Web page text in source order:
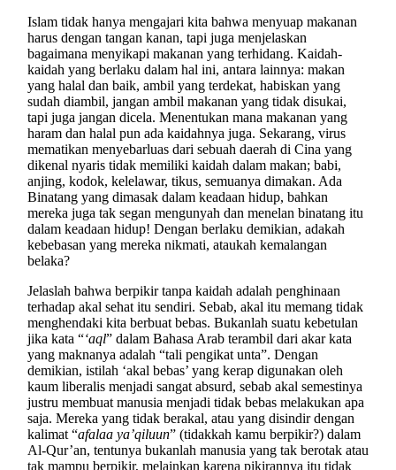
Islam tidak hanya mengajari kita bahwa menyuap makanan
harus dengan tangan kanan, tapi juga menjelaskan
bagaimana menyikapi makanan yang terhidang. Kaidah-
kaidah yang berlaku dalam hal ini, antara lainnya: makan
yang halal dan baik, ambil yang terdekat, habiskan yang
sudah diambil, jangan ambil makanan yang tidak disukai,
tapi juga jangan dicela. Menentukan mana makanan yang
haram dan halal pun ada kaidahnya juga. Sekarang, virus
mematikan menyebarluas dari sebuah daerah di Cina yang
dikenal nyaris tidak memiliki kaidah dalam makan; babi,
anjing, kodok, kelelawar, tikus, semuanya dimakan. Ada
Binatang yang dimasak dalam keadaan hidup, bahkan
mereka juga tak segan mengunyah dan menelan binatang itu
dalam keadaan hidup! Dengan berlaku demikian, adakah
kebebasan yang mereka nikmati, ataukah kemalangan
belaka?
Jelaslah bahwa berpikir tanpa kaidah adalah penghinaan
terhadap akal sehat itu sendiri. Sebab, akal itu memang tidak
menghendaki kita berbuat bebas. Bukanlah suatu kebetulan
jika kata “‘aql” dalam Bahasa Arab terambil dari akar kata
yang maknanya adalah “tali pengikat unta”. Dengan
demikian, istilah ‘akal bebas’ yang kerap digunakan oleh
kaum liberalis menjadi sangat absurd, sebab akal semestinya
justru membuat manusia menjadi tidak bebas melakukan apa
saja. Mereka yang tidak berakal, atau yang disindir dengan
kalimat “afalaa ya’qiluun” (tidakkah kamu berpikir?) dalam
Al-Qur’an, tentunya bukanlah manusia yang tak berotak atau
tak mampu berpikir, melainkan karena pikirannya itu tidak